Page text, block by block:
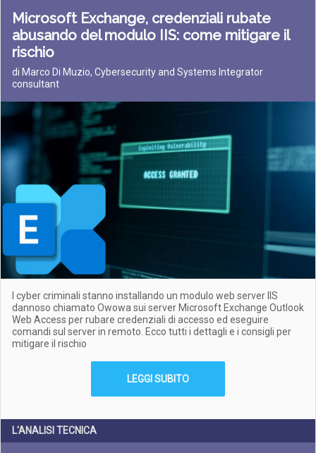
Microsoft Exchange, credenziali rubate
abusando del modulo IIS: come mitigare il
rischio
di Marco Di Muzio, Cybersecurity and Systems Integrator
consultant
I cyber criminali stanno installando un modulo web server IIS
dannoso chiamato Owowa sui server Microsoft Exchange Outlook
Web Access per rubare credenziali di accesso ed eseguire
comandi sul server in remoto. Ecco tutti i dettagli e i consigli per
mitigare il rischio
LEGGI SUBITO
L'ANALISI TECNICA